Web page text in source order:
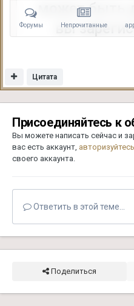
Цитата
Присоединяйтесь к
Вы можете написать сейчас и
вас есть аккаунт, авторизуйтесь
своего аккаунта.
Ответить в этой теме...
Поделиться